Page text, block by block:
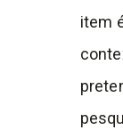
item